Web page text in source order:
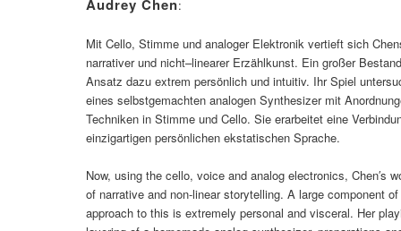
Audrey Chen:
Mit Cello, Stimme und analoger Elektronik vertieft sich
narrativer und nicht–linearer Erzählkunst. Ein großer
Ansatz dazu extrem persönlich und intuitiv. Ihr Spiel
eines selbstgemachten analogen Synthesizer mit
Techniken in Stimme und Cello. Sie erarbeitet eine
einzigartigen persönlichen ekstatischen Sprache.
Now, using the cello, voice and analog electronics, Chen′s
of narrative and non-linear storytelling. A large component
approach to this is extremely personal and visceral. Her